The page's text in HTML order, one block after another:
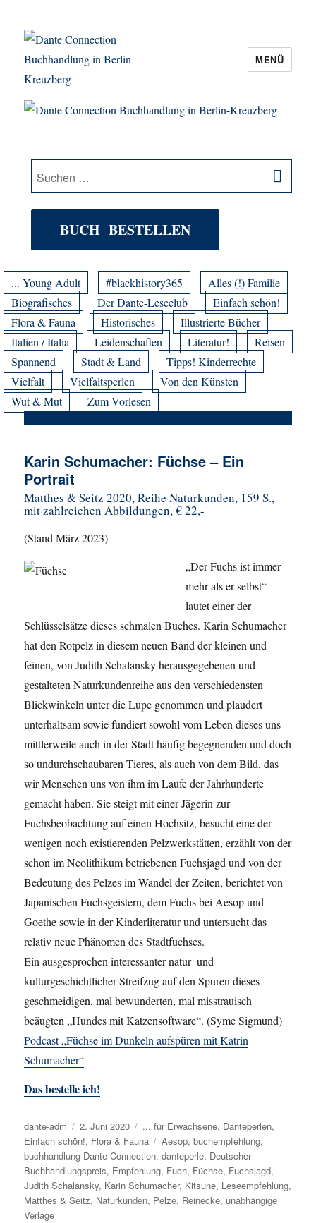
Dante Connection Buchhandlung in
MENÜ
Suche
nach:
BUCH BESTELLEN
... Young Adult #blackhistory365
Alles (!) Familie
Biografisches
Der Dante-Leseclub
Einfach schön!
Flora & Fauna
Historisches
Illustrierte Bücher
Italien / Italia
Leidenschaften Literatur!
Reisen
Spannend
Stadt & Land
Tipps! Kinderrechte
Vielfalt
Vielfaltsperlen
Von den Künsten
Wut & Mut
Zum Vorlesen
Karin Schumacher: Füchse – Ein
Portrait
Matthes & Seitz 2020, Reihe Naturkunden, 159 S.,
mit zahlreichen Abbildungen, € 22,-
(Stand März 2023)
„Der Fuchs ist immer
mehr als er selbst“
lautet einer der
Schlüsselsätze dieses schmalen Buches. Karin Schumacher
hat den Rotpelz in diesem neuen Band der kleinen und
feinen, von Judith Schalansky herausgegebenen und
gestalteten Naturkundenreihe aus den verschiedensten
Blickwinkeln unter die Lupe genommen und plaudert
unterhaltsam sowie fundiert sowohl vom Leben dieses uns
mittlerweile auch in der Stadt häufig begegnenden und doch
so undurchschaubaren Tieres, als auch von dem Bild, das
wir Menschen uns von ihm im Laufe der Jahrhunderte
gemacht haben. Sie steigt mit einer Jägerin zur
Fuchsbeobachtung auf einen Hochsitz, besucht eine der
wenigen noch existierenden Pelzwerkstätten, erzählt von der
schon im Neolithikum betriebenen Fuchsjagd und von der
Bedeutung des Pelzes im Wandel der Zeiten, berichtet von
Japanischen Fuchsgeistern, dem Fuchs bei Aesop und
Goethe sowie in der Kinderliteratur und untersucht das
relativ neue Phänomen des Stadtfuchses.
Ein ausgesprochen interessanter natur- und
kulturgeschichtlicher Streifzug auf den Spuren dieses
geschmeidigen, mal bewunderten, mal misstrauisch
beäugten „Hundes mit Katzensoftware“. (Syme Sigmund)
Podcast „Füchse im Dunkeln aufspüren mit Katrin
Schumacher“
Das bestelle ich!
Autor
dante-adm
Veröffentlicht
am
2. Juni 2020 Kategorien
... für Erwachsene, Danteperlen,
Einfach schön!, Flora & Fauna Schlagwörter
Aesop,buchempfehlung,
buchhandlung Dante Connection,danteperle, Deutscher
Buchhandlungspreis, Empfehlung, Fuch, Füchse, Fuchsjagd,
Judith Schalansky, Karin Schumacher, Kitsune, Leseempfehlung,
Matthes & Seitz, Naturkunden, Pelze, Reinecke, unabhängige
Verlage